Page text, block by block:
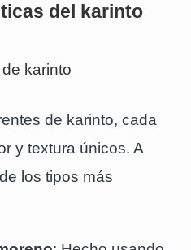
del karinto
de karinto, cada
y textura únicos. A
los tipos más